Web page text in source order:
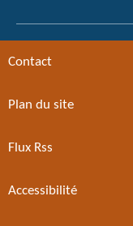
Contact
Plan du site
Flux Rss
Accessibilité